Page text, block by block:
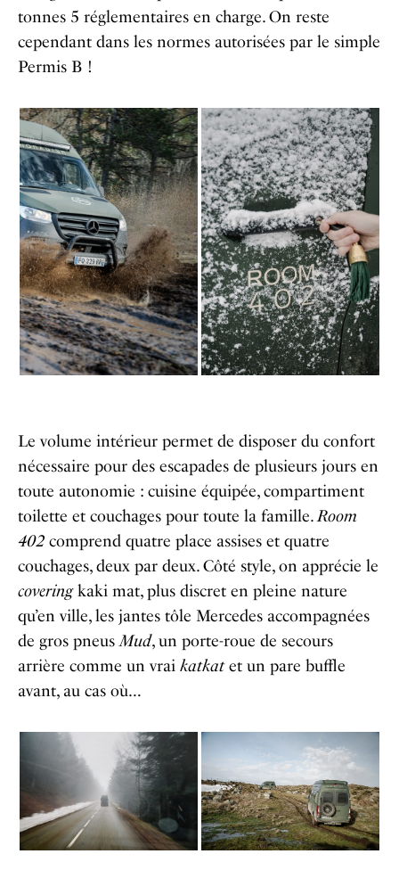
tonnes 5 réglementaires en charge. On reste
cependant dans les normes autorisées par le simple
Permis B !
Le volume intérieur permet de disposer du confort
nécessaire pour des escapades de plusieurs jours en
toute autonomie : cuisine équipée, compartiment
toilette et couchages pour toute la famille.Room
402 comprend quatre place assises et quatre
couchages, deux par deux. Côté style, on apprécie le
coveringkaki mat, plus discret en pleine nature
qu’en ville, les jantes tôle Mercedes accompagnées
de gros pneusMud, un porte-roue de secours
arrière comme un vrai katkatet un pare buffle
avant, au cas où…